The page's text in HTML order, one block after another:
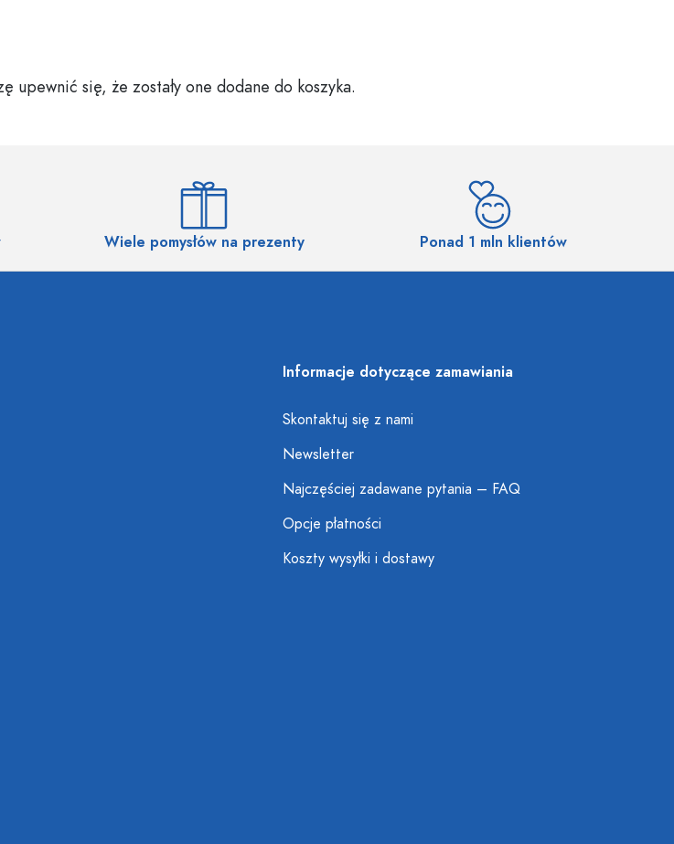
upewnić się, że zostały one dodane do koszyka.
Wiele pomysłów na prezenty Ponad 1 mln klientów
Informacje dotyczące zamawiania
Skontaktuj się z nami
Newsletter
Najczęściej zadawane pytania – FAQ
Opcje płatności
Koszty wysyłki i dostawy